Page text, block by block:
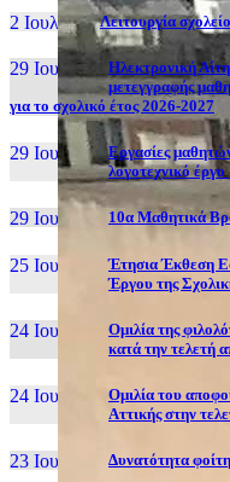
2 Ιουλ, 26 Λειτουργία
29 Ιουν, 26
Ηλεκτρονική
μετεγγραφής
για το σχολικό έτος 2026-2027
29 Ιουν, 26
Εργασίες
λογοτεχνικό
29 Ιουν, 26 10α Μαθητικά
25 Ιουν, 26
Έτησια Έκθεση
Έργου της
24 Ιουν, 26
Ομιλία της
κατά την τελετή
24 Ιουν, 26
Ομιλία του
Αττικής στην
23 Ιουν, 26 Δυνατότητα